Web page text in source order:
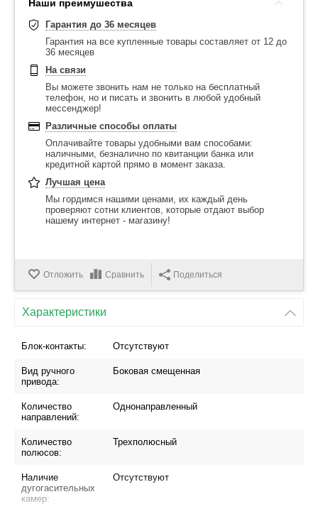
Наши преимушества
Гарантия до 36 месяцев
Гарантия на все купленные товары составляет от 12 до
36 месяцев
На связи
Вы можете звонить нам не только на бесплатный
телефон, но и писать и звонить в любой удобный
мессенджер!
Различные способы оплаты
Оплачивайте товары удобными вам способами:
наличными, безналично по квитанции банка или
кредитной картой прямо в момент заказа.
Лучшая цена
Мы гордимся нашими ценами, их каждый день
проверяют сотни клиентов, которые отдают выбор
нашему интернет - магазину!
Отложить Сравнить Поделиться
Характеристики
Блок-контакты: Отсутствуют
Вид ручного
привода:
Боковая смещенная
Количество
направлений:
Однонаправленный
Количество
полюсов:
Трехполюсный
Наличие
дугогасительных
камер:
Отсутствуют